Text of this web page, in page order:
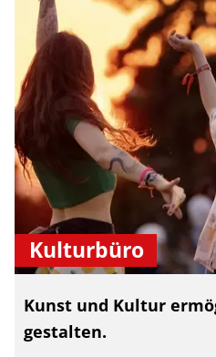
Kulturbüro
Kunst und Kultur
gestalten.